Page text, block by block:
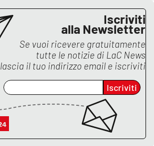
Iscriviti
alla Newsletter
Se vuoi ricevere gratuitamente
tutte le notizie di LaC News
lascia il tuo indirizzo email e iscriviti
Iscriviti